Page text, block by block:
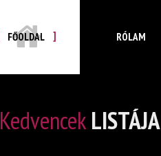
FŐOLDAL RÓLAM
KedvencekLISTÁJA